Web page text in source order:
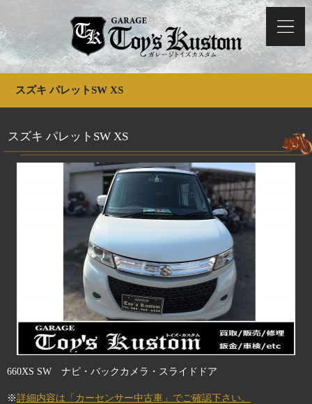
スズキ パレットSW XS
スズキ パレットSW XS
660XS SW ナビ・バックカメラ・スライドドア
※詳細内容は「カーセンサー中古車」でご確認下さい。